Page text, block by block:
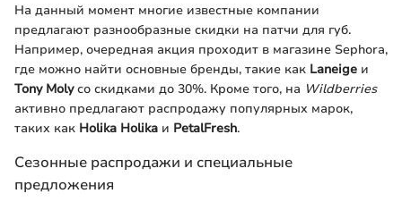
На данный момент многие известные компании
предлагают разнообразные скидки на патчи для губ.
Например, очередная акция проходит в магазине Sephora,
где можно найти основные бренды, такие как Laneige и
Tony Molyсо скидками до 30%. Кроме того, на Wildberries
активно предлагают распродажу популярных марок,
таких как Holika Holika и PetalFresh.
Сезонные распродажи и специальные
предложения